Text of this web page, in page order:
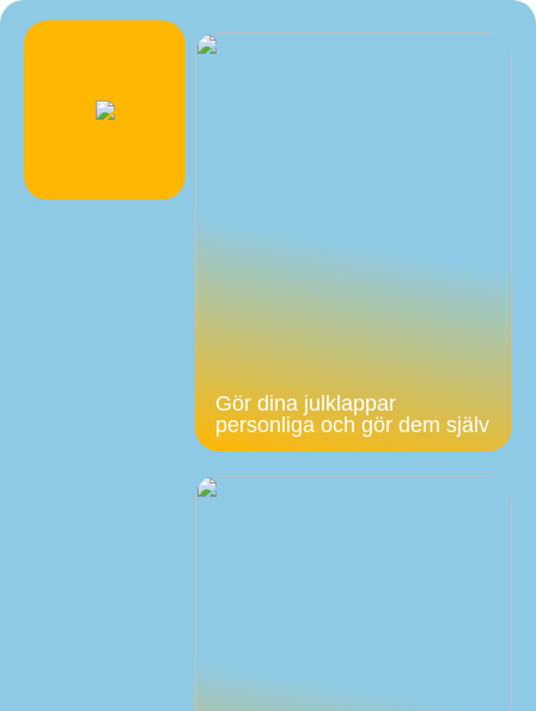
Gör dina julklappar
personliga och gör dem själv